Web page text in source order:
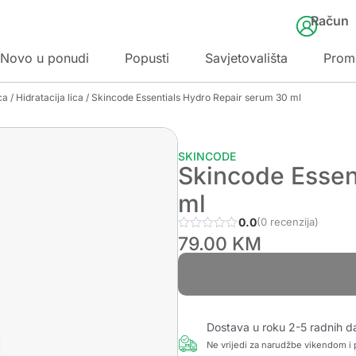
Račun
Novo u ponudi Popusti Savjetovališta
/ Hidratacija lica / Skincode Essentials Hydro Repair serum 30 ml
SKINCODE
Skincode
ml
0.0(0 recenzija)
79.00 KM
Dostava u roku 2-5 radnih
Ne vrijedi za narudžbe vikendom